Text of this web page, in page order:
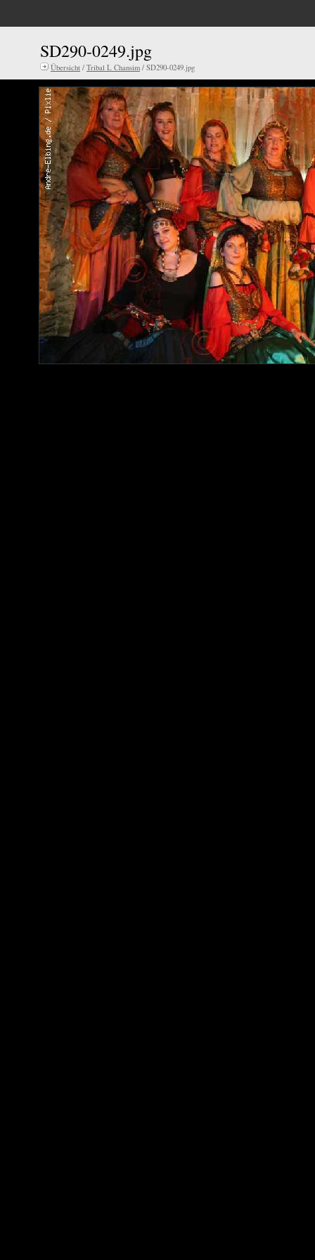
SD290-0249.jpg
Übersicht / Tribal L Chansim / SD290-0249.jpg